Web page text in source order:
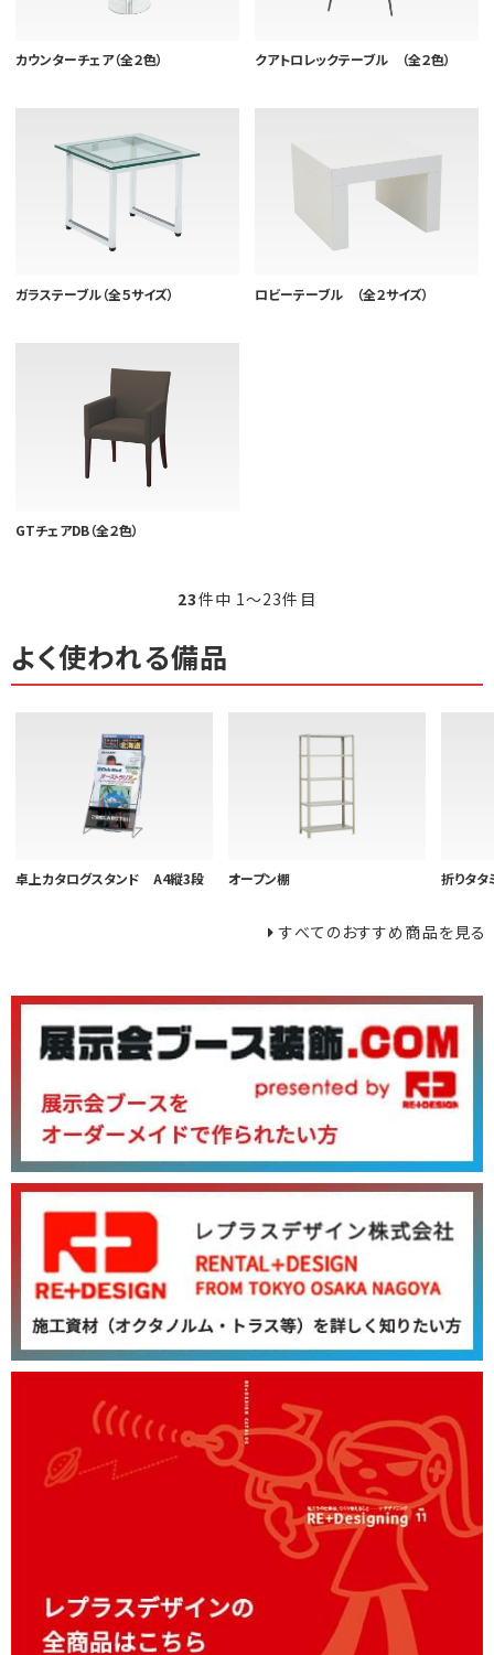
カウンターチェア（全２色） クアトロレックテーブル （全２色）
ガラステーブル（全５サイズ） ロビーテーブル （全２サイズ）
GTチェアDB（全２色）
23件中 1〜23件目
よく使われる備品
卓上カタログスタンド A4縦3段 オープン棚 折りタ
すべてのおすすめ商品を見る